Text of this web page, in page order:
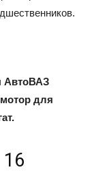
АвтоВАЗ
для